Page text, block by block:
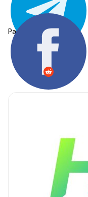
Partager: